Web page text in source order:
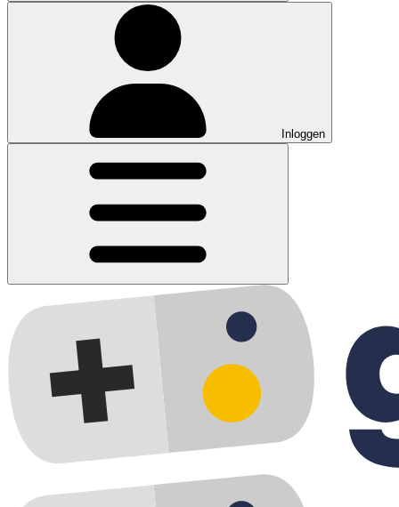
Inloggen